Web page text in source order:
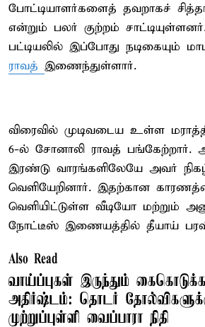
போட்டியாளர்களைத் தவறாகச்
என்றும் பலர் குற்றம்
பட்டியலில் இப்போது நடிகையும்
ராவத் இணைந்துள்ளார்.
விரைவில் முடிவடைய உள்ள
6-ல் சோனாலி ராவத் பங்கேற்றார்.
இரண்டு வாரங்களிலேயே அவர்
வெளியேறினார். இதற்கான
வெளியிட்டுள்ள வீடியோ மற்றும்
நோட்டீஸ் இணையத்தில் தீயாய் பரவி
Also Read
வாய்ப்புகள் இருந்தும்
அதிர்ஷ்டம்: தொடர்
முற்றுப்புள்ளி வைப்பாரா நிதி